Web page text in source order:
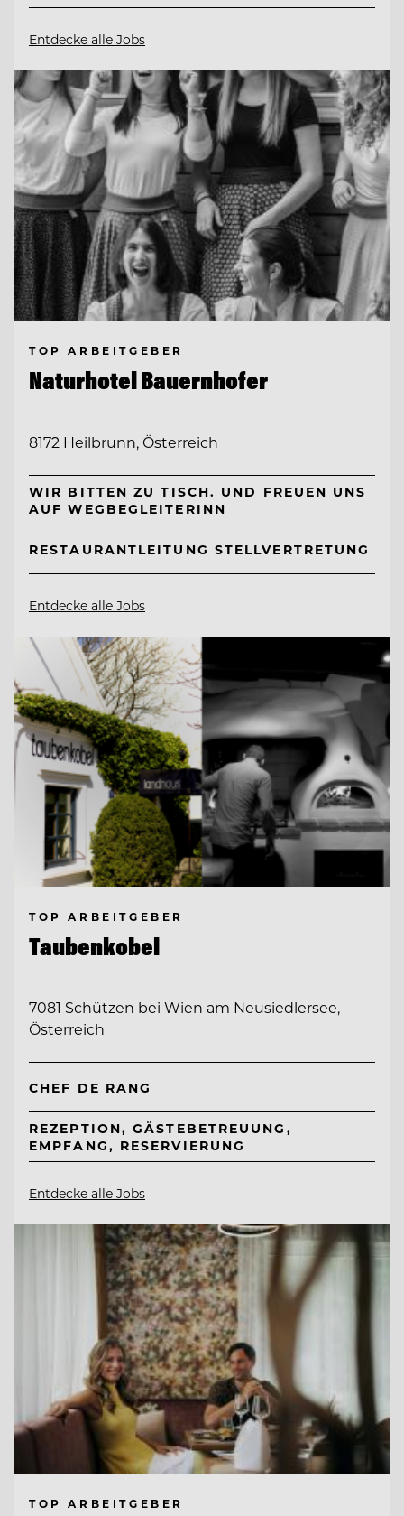
Entdecke alle Jobs
TOP ARBEITGEBER
Naturhotel Bauernhofer
8172 Heilbrunn, Österreich
WIR BITTEN ZU TISCH. UND FREUEN UNS
AUF WEGBEGLEITERINN
RESTAURANTLEITUNG STELLVERTRETUNG
Entdecke alle Jobs
TOP ARBEITGEBER
Taubenkobel
7081 Schützen bei Wien am Neusiedlersee,
Österreich
CHEF DE RANG
REZEPTION, GÄSTEBETREUUNG,
EMPFANG, RESERVIERUNG
Entdecke alle Jobs
TOP ARBEITGEBER